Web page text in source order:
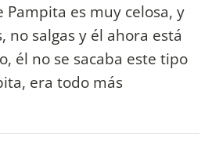
es muy celosa, y
no salgas y él ahora está
él no se sacaba este tipo
era todo más